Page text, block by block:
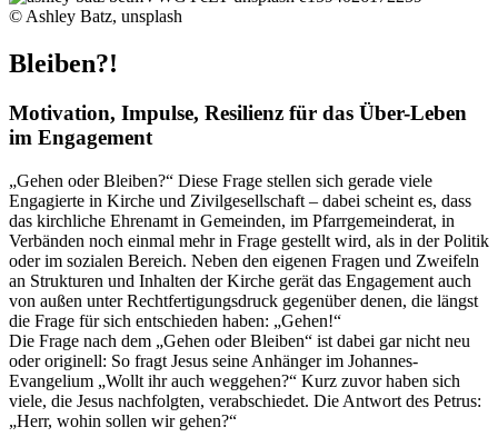
© Ashley Batz, unsplash
Bleiben?!
Motivation, Impulse, Resilienz für das Über-Leben
im Engagement
„Gehen oder Bleiben?“ Diese Frage stellen sich gerade viele
Engagierte in Kirche und Zivilgesellschaft – dabei scheint es, dass
das kirchliche Ehrenamt in Gemeinden, im Pfarrgemeinderat, in
Verbänden noch einmal mehr in Frage gestellt wird, als in der Politik
oder im sozialen Bereich. Neben den eigenen Fragen und Zweifeln
an Strukturen und Inhalten der Kirche gerät das Engagement auch
von außen unter Rechtfertigungsdruck gegenüber denen, die längst
die Frage für sich entschieden haben: „Gehen!“
Die Frage nach dem „Gehen oder Bleiben“ ist dabei gar nicht neu
oder originell: So fragt Jesus seine Anhänger im Johannes-
Evangelium „Wollt ihr auch weggehen?“ Kurz zuvor haben sich
viele, die Jesus nachfolgten, verabschiedet. Die Antwort des Petrus:
„Herr, wohin sollen wir gehen?“